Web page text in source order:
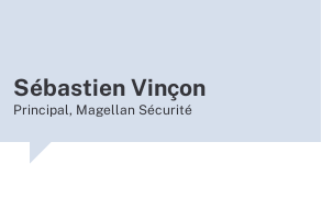
Sébastien Vinçon
Principal, Magellan Sécurité